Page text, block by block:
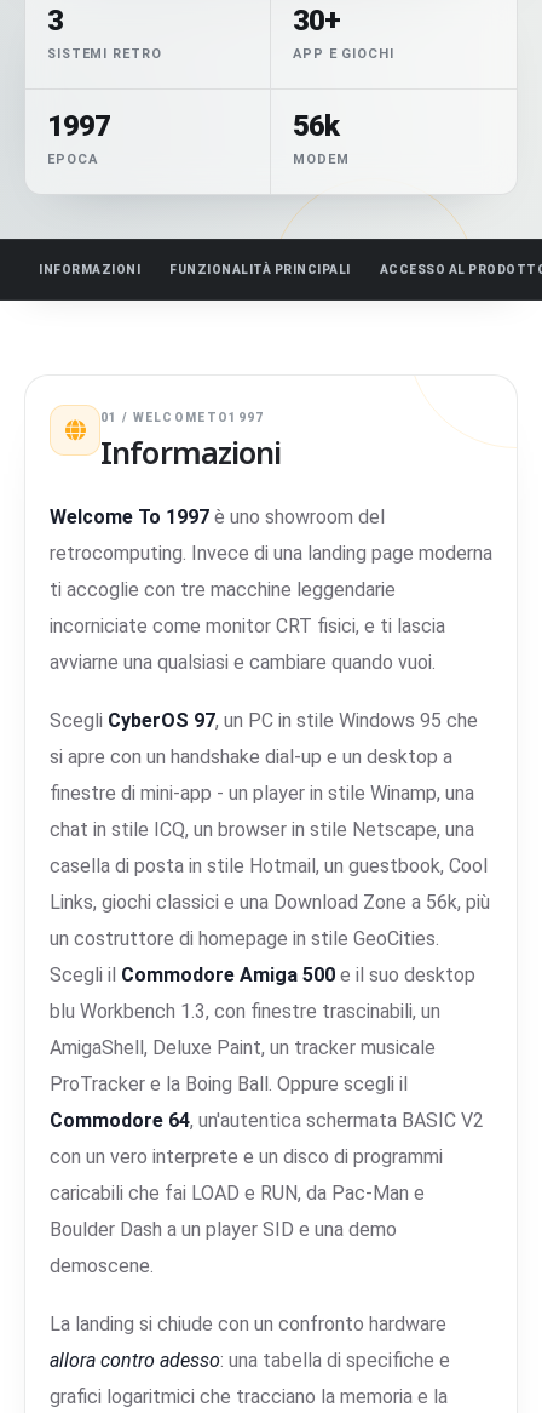
3
SISTEMI RETRO
30+
APP E GIOCHI
1997
EPOCA
56k
MODEM
INFORMAZIONI FUNZIONALITÀ PRINCIPALI ACCESSO AL
01 / WELCOMETO1997
Informazioni
Welcome To 1997 è uno showroom del
retrocomputing. Invece di una landing page moderna
ti accoglie con tre macchine leggendarie
incorniciate come monitor CRT fisici, e ti lascia
avviarne una qualsiasi e cambiare quando vuoi.
Scegli CyberOS 97, un PC in stile Windows 95 che
si apre con un handshake dial-up e un desktop a
finestre di mini-app - un player in stile Winamp, una
chat in stile ICQ, un browser in stile Netscape, una
casella di posta in stile Hotmail, un guestbook, Cool
Links, giochi classici e una Download Zone a 56k, più
un costruttore di homepage in stile GeoCities.
Scegli il Commodore Amiga 500 e il suo desktop
blu Workbench 1.3, con finestre trascinabili, un
AmigaShell, Deluxe Paint, un tracker musicale
ProTracker e la Boing Ball. Oppure scegli il
Commodore 64, un'autentica schermata BASIC V2
con un vero interprete e un disco di programmi
caricabili che fai LOAD e RUN, da Pac-Man e
Boulder Dash a un player SID e una demo
demoscene.
La landing si chiude con un confronto hardware
allora contro adesso: una tabella di specifiche e
grafici logaritmici che tracciano la memoria e la